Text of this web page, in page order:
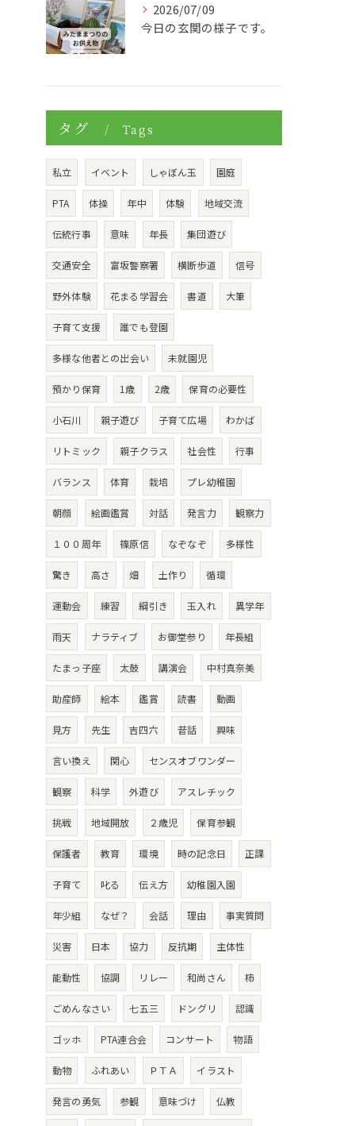
2026/07/09
今日の玄関の様子です。
タグ Tags
私立 イベント しゃぼん玉 園庭
PTA 体操 年中 体験 地域交流
伝統行事 意味 年長 集団遊び
交通安全 富坂警察署 横断歩道 信号
野外体験 花まる学習会 書道 大筆
子育て支援 誰でも登園
多様な他者との出会い 未就園児
預かり保育 1歳 2歳 保育の必要性
小石川 親子遊び 子育て広場 わかば
リトミック 親子クラス 社会性 行事
バランス 体育 栽培 プレ幼稚園
朝顔 絵画鑑賞 対話 発言力 観察力
１００周年 篠原信 なぞなぞ 多様性
驚き 高さ 畑 土作り 循環
運動会 練習 綱引き 玉入れ 異学年
雨天 ナラティブ お御堂参り 年長組
たまっ子座 太鼓 講演会 中村真奈美
助産師 絵本 鑑賞 読書 動画
見方 先生 吉四六 昔話 興味
言い換え 関心 センスオブワンダー
観察 科学 外遊び アスレチック
挑戦 地域開放 ２歳児 保育参観
保護者 教育 環境 時の記念日 正課
子育て 叱る 伝え方 幼稚園入園
年少組 なぜ？ 会話 理由 事実質問
災害 日本 協力 反抗期 主体性
能動性 協調 リレー 和尚さん 柿
ごめんなさい 七五三 ドングリ 認識
ゴッホ PTA連合会 コンサート 物語
動物 ふれあい ＰＴＡ イラスト
発言の勇気 参観 意味づけ 仏教